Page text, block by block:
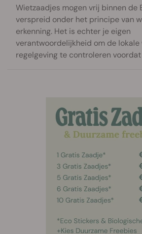
Wietzaadjes mogen vrij binnen de
verspreid onder het principe van
erkenning. Het is echter je eigen
verantwoordelijkheid om de
regelgeving te controleren